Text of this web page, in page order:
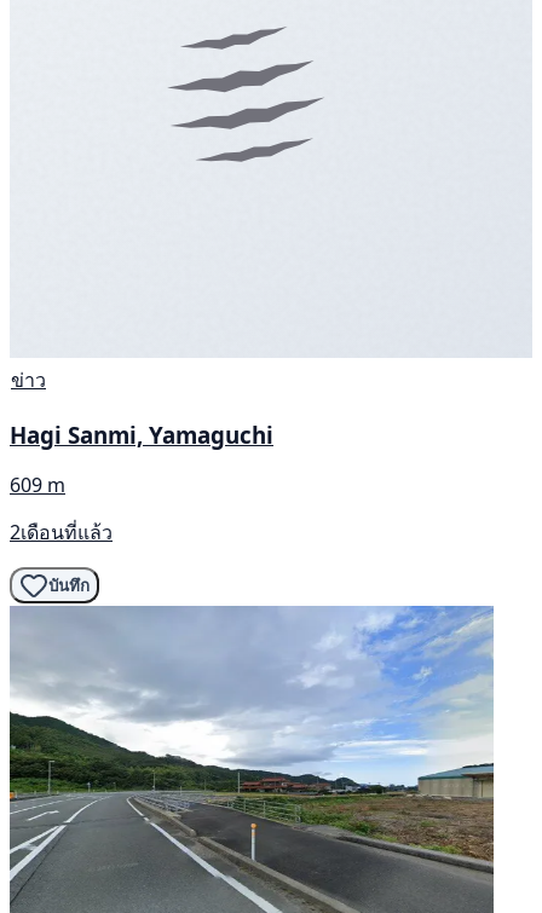
ข่าว
Hagi Sanmi, Yamaguchi
609 m
2เดือนที่แล้ว
บันทึก